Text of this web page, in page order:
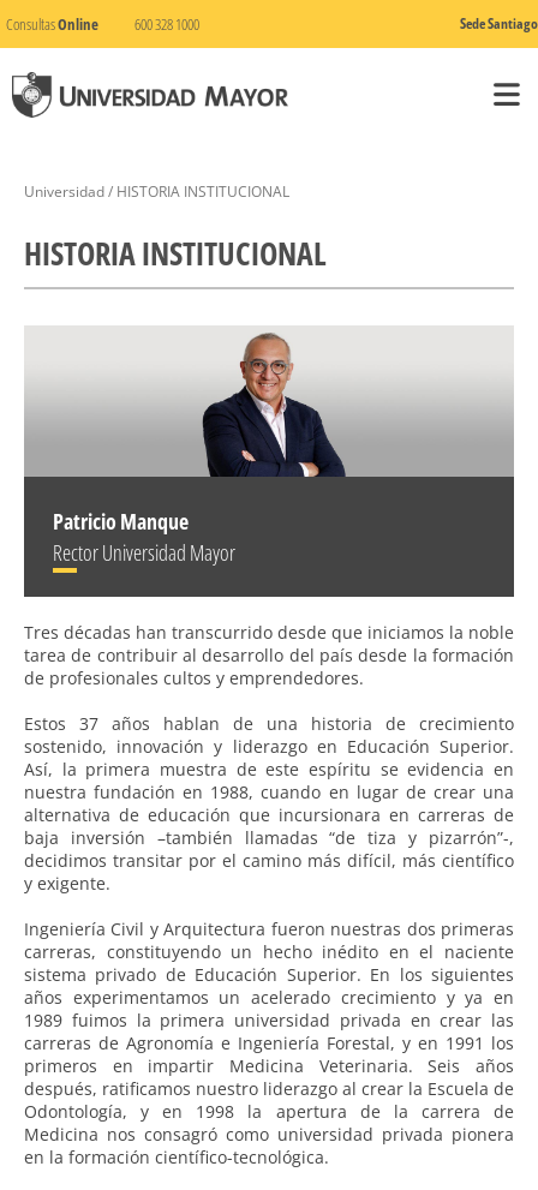
ConsultasOnline 600 328 1000 Sede Santiago
Universidad / HISTORIA INSTITUCIONAL
HISTORIA INSTITUCIONAL
Patricio Manque
Rector Universidad Mayor
Tres décadas han transcurrido desde que iniciamos la noble
tarea de contribuir al desarrollo del país desde la formación
de profesionales cultos y emprendedores.
Estos 37 años hablan de una historia de crecimiento
sostenido, innovación y liderazgo en Educación Superior.
Así, la primera muestra de este espíritu se evidencia en
nuestra fundación en 1988, cuando en lugar de crear una
alternativa de educación que incursionara en carreras de
baja inversión –también llamadas “de tiza y pizarrón”-,
decidimos transitar por el camino más difícil, más científico
y exigente.
Ingeniería Civil y Arquitectura fueron nuestras dos primeras
carreras, constituyendo un hecho inédito en el naciente
sistema privado de Educación Superior. En los siguientes
años experimentamos un acelerado crecimiento y ya en
1989 fuimos la primera universidad privada en crear las
carreras de Agronomía e Ingeniería Forestal, y en 1991 los
primeros en impartir Medicina Veterinaria. Seis años
después, ratificamos nuestro liderazgo al crear la Escuela de
Odontología, y en 1998 la apertura de la carrera de
Medicina nos consagró como universidad privada pionera
en la formación científico-tecnológica.